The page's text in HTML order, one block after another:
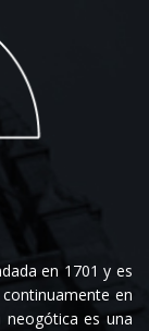
en 1701 y es
en
neogótica es una